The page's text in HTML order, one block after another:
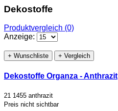
Dekostoffe
Produktvergleich (0)
Anzeige:
+ Wunschliste + Vergleich
Dekostoffe Organza - Anthrazit
21 1455 anthrazit
Preis nicht sichtbar